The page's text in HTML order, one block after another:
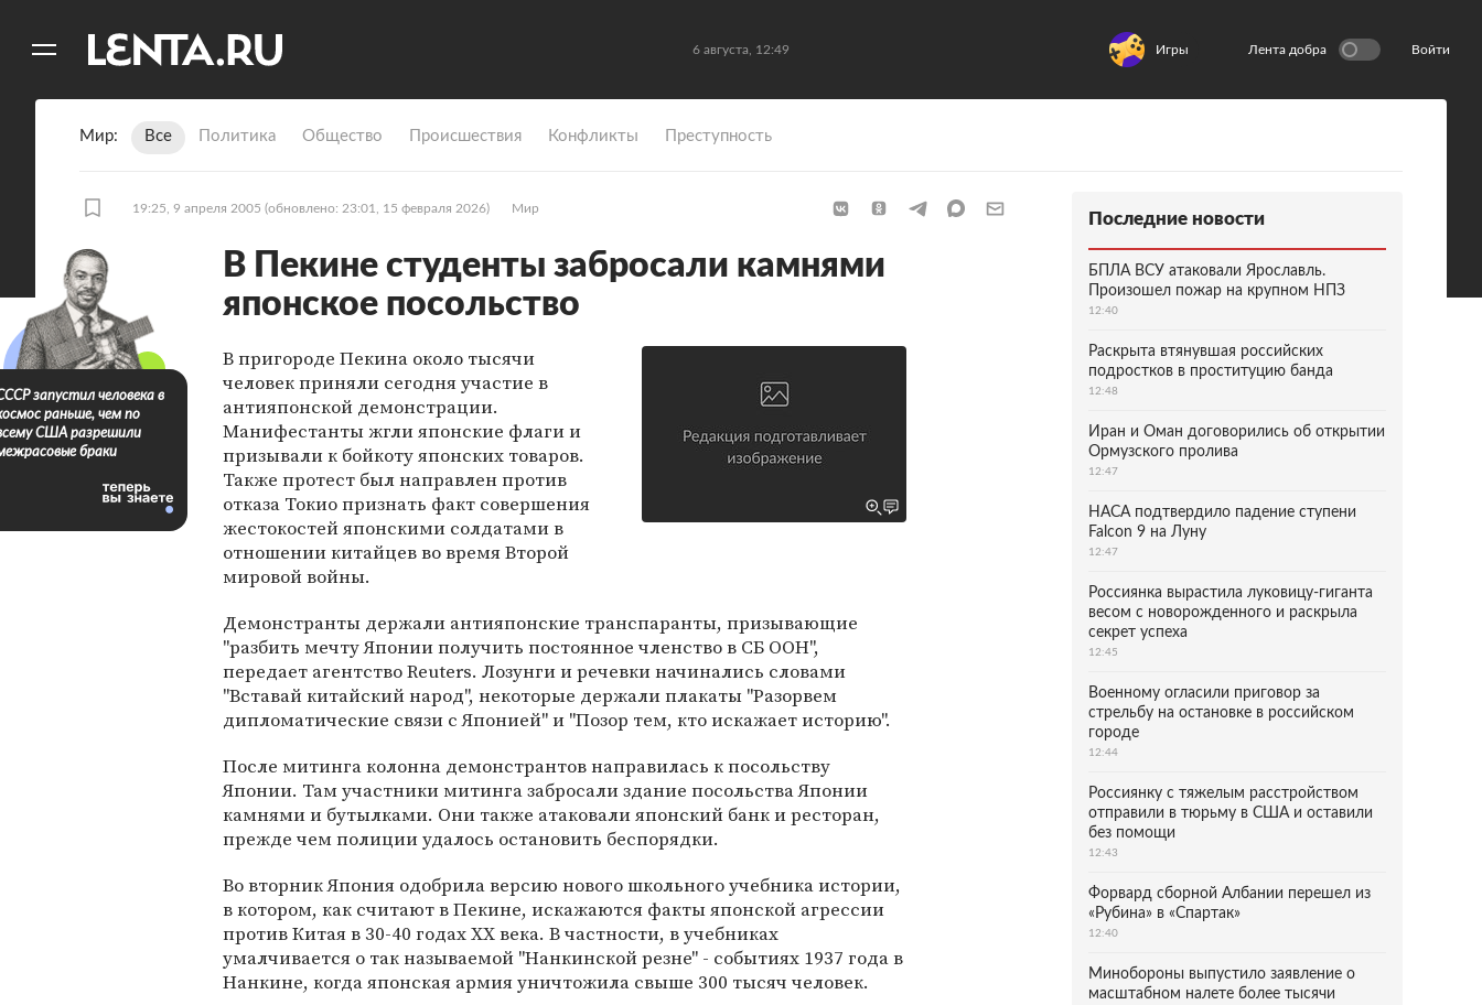
6 августа, 12:49 Игры Лента добра Войти
Мир Все Политика Общество Происшествия Конфликты Преступность
19:25, 9 апреля 2005 (обновлено: 23:01, 15 февраля 2026) Мир
В Пекине студенты забросали камнями
японское посольство
В пригороде Пекина около тысячи
человек приняли сегодня участие в
антияпонской демонстрации.
Манифестанты жгли японские флаги и
призывали к бойкоту японских товаров.
Также протест был направлен против
отказа Токио признать факт совершения
жестокостей японскими солдатами в
отношении китайцев во время Второй
мировой войны.
Демонстранты держали антияпонские транспаранты, призывающие
"разбить мечту Японии получить постоянное членство в СБ ООН",
передает агентство Reuters. Лозунги и речевки начинались словами
"Вставай китайский народ", некоторые держали плакаты "Разорвем
дипломатические связи с Японией" и "Позор тем, кто искажает историю".
После митинга колонна демонстрантов направилась к посольству
Японии. Там участники митинга забросали здание посольства Японии
камнями и бутылками. Они также атаковали японский банк и ресторан,
прежде чем полиции удалось остановить беспорядки.
Во вторник Япония одобрила версию нового школьного учебника истории,
в котором, как считают в Пекине, искажаются факты японской агрессии
против Китая в 30-40 годах ХХ века. В частности, в учебниках
умалчивается о так называемой "Нанкинской резне" - событиях 1937 года в
Нанкине, когда японская армия уничтожила свыше 300 тысяч человек.
запустил человека в
раньше, чем по
США разрешили
браки
Последние новости
БПЛА ВСУ атаковали Ярославль.
Произошел пожар на крупном НПЗ
12:40
Раскрыта втянувшая российских
подростков в проституцию банда
12:48
Иран и Оман договорились об открытии
Ормузского пролива
12:47
НАСА подтвердило падение ступени
Falcon 9 на Луну
12:47
Россиянка вырастила луковицу-гиганта
весом с новорожденного и раскрыла
секрет успеха
12:45
Военному огласили приговор за
стрельбу на остановке в российском
городе
12:44
Россиянку с тяжелым расстройством
отправили в тюрьму в США и оставили
без помощи
12:43
Форвард сборной Албании перешел из
«Рубина» в «Спартак»
12:40
Минобороны выпустило заявление о
масштабном налете более тысячи